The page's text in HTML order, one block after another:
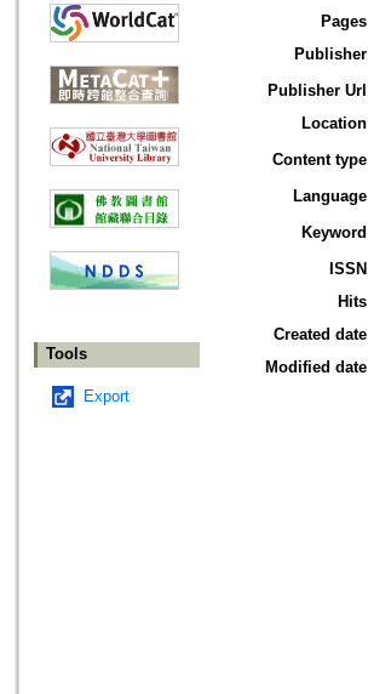
Tools
Export
Pages
Publisher
Publisher Url
Location
Content type
Language
Keyword
ISSN
Hits
Created date
Modified date